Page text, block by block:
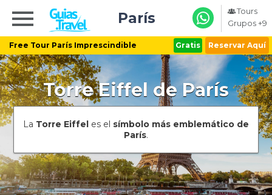
Free Tour París Imprescindible Gratis Reservar Aquí
París
Tours
Grupos +9
Torre Eiffel de París
La Torre Eiffel es el símbolo más emblemático de
París.